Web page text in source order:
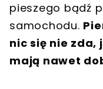
pieszego bądź
samochodu.
nic się nie zda,
mają nawet